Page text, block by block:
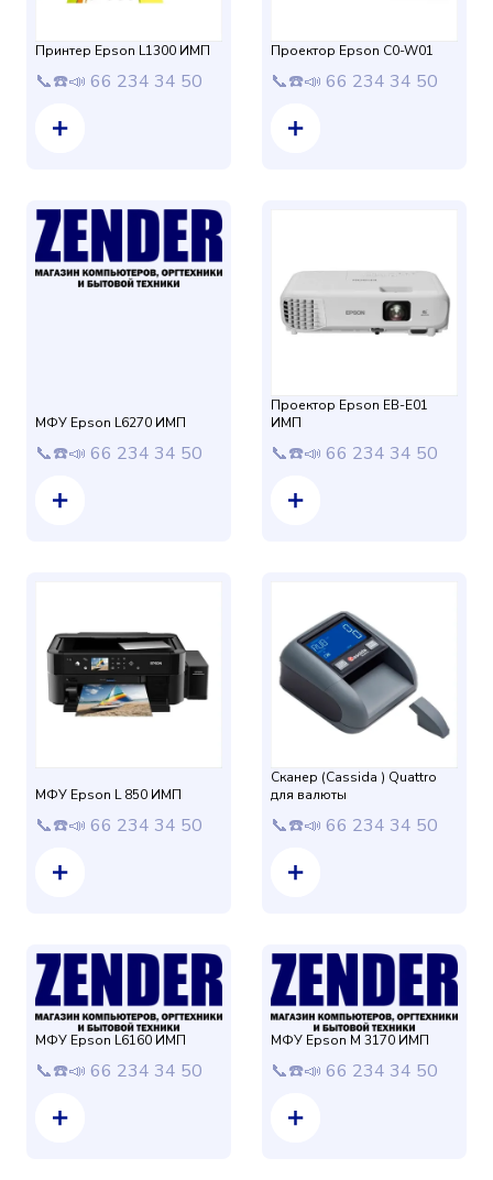
Принтер Epson L1300 ИМП
📞☎️📣 66 234 34 50
Проектор Epson C0-W01
📞☎️📣 66 234 34 50
МФУ Epson L6270 ИМП
📞☎️📣 66 234 34 50
Проектор Epson EB-E01
ИМП
📞☎️📣 66 234 34 50
МФУ Epson L 850 ИМП
📞☎️📣 66 234 34 50
Сканер (Cassida ) Quattro
для валюты
📞☎️📣 66 234 34 50
МФУ Epson L6160 ИМП
📞☎️📣 66 234 34 50
МФУ Epson M 3170 ИМП
📞☎️📣 66 234 34 50